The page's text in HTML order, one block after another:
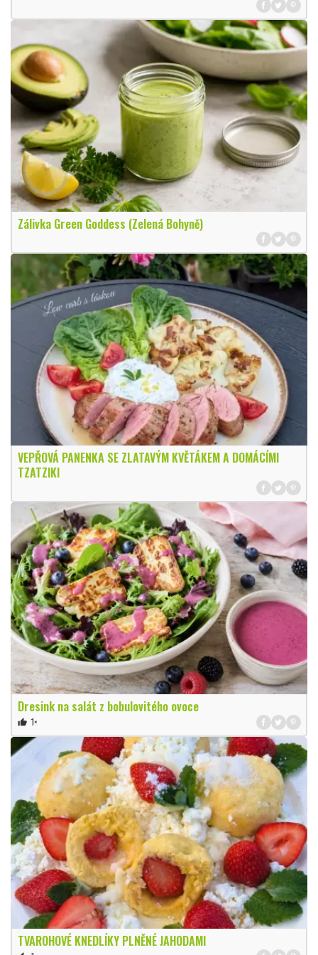
Zálivka Green Goddess (Zelená Bohyně)
VEPŘOVÁ PANENKA SE ZLATAVÝM KVĚTÁKEM A DOMÁCÍMI
TZATZIKI
Dresink na salát z bobulovitého ovoce
thumb_up 1×
TVAROHOVÉ KNEDLÍKY PLNĚNÉ JAHODAMI